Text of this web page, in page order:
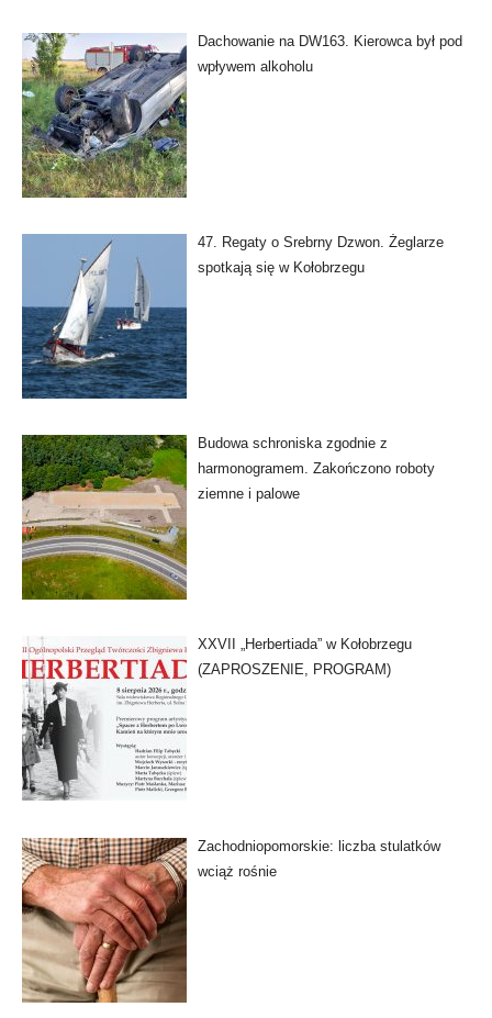
Dachowanie na DW163. Kierowca był pod
wpływem alkoholu
47. Regaty o Srebrny Dzwon. Żeglarze
spotkają się w Kołobrzegu
Budowa schroniska zgodnie z
harmonogramem. Zakończono roboty
ziemne i palowe
XXVII „Herbertiada” w Kołobrzegu
(ZAPROSZENIE, PROGRAM)
Zachodniopomorskie: liczba stulatków
wciąż rośnie